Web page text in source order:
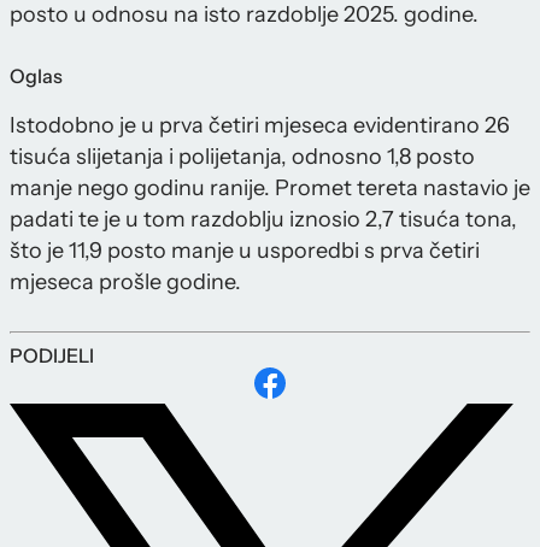
posto u odnosu na isto razdoblje 2025. godine.
Oglas
Istodobno je u prva četiri mjeseca evidentirano 26
tisuća slijetanja i polijetanja, odnosno 1,8 posto
manje nego godinu ranije. Promet tereta nastavio je
padati te je u tom razdoblju iznosio 2,7 tisuća tona,
što je 11,9 posto manje u usporedbi s prva četiri
mjeseca prošle godine.
PODIJELI